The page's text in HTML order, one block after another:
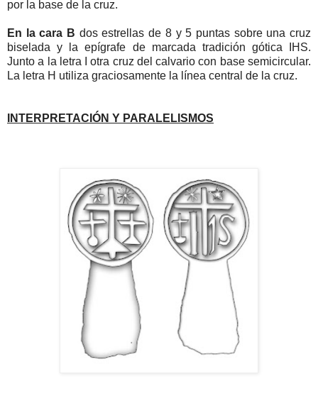
por la base de la cruz.
En la cara B dos estrellas de 8 y 5 puntas sobre una cruz
biselada y la epígrafe de marcada tradición gótica IHS.
Junto a la letra I otra cruz del calvario con base semicircular.
La letra H utiliza graciosamente la línea central de la cruz.
INTERPRETACIÓN Y PARALELISMOS